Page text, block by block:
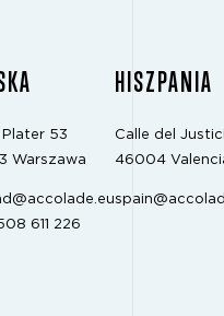
Plater 53
Warszawa
611 226
HISZPANIA
Calle del
46004